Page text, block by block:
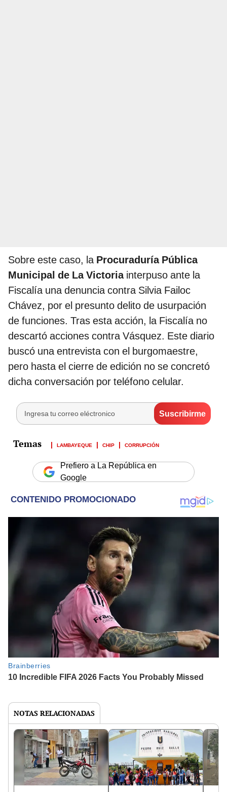
Sobre este caso, laProcuraduría Pública
Municipal de La Victoria interpuso ante la
Fiscalía una denuncia contra Silvia Failoc
Chávez, por el presunto delito de usurpación
de funciones. Tras esta acción, la Fiscalía no
descartó acciones contra Vásquez. Este diario
buscó una entrevista con el burgomaestre,
pero hasta el cierre de edición no se concretó
dicha conversación por teléfono celular.
LAMBAYEQUE CHIP CORRUPCIÓN
Prefiero a La República en
Google
NOTAS RELACIONADAS